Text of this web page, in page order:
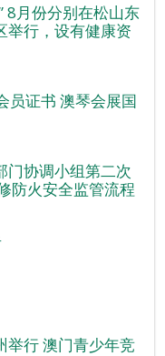
8月份分别在松山东
举行，设有健康资
员证书 澳琴会展国
门协调小组第二次
防火安全监管流程
举行 澳门青少年竞